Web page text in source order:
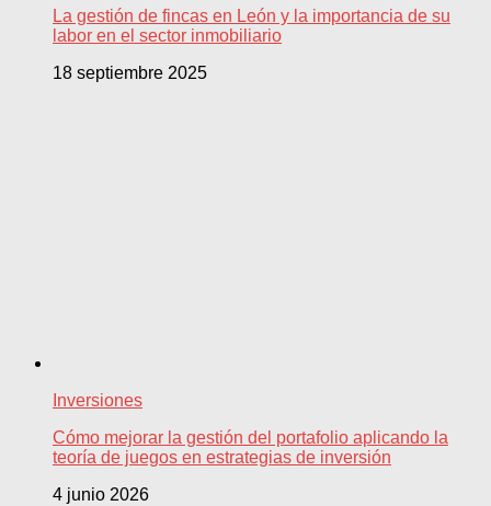
La gestión de fincas en León y la importancia de su
labor en el sector inmobiliario
18 septiembre 2025
Inversiones
Cómo mejorar la gestión del portafolio aplicando la
teoría de juegos en estrategias de inversión
4 junio 2026